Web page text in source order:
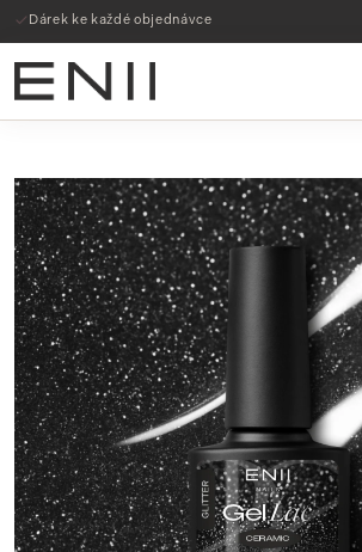
Dárek ke každé objednávce